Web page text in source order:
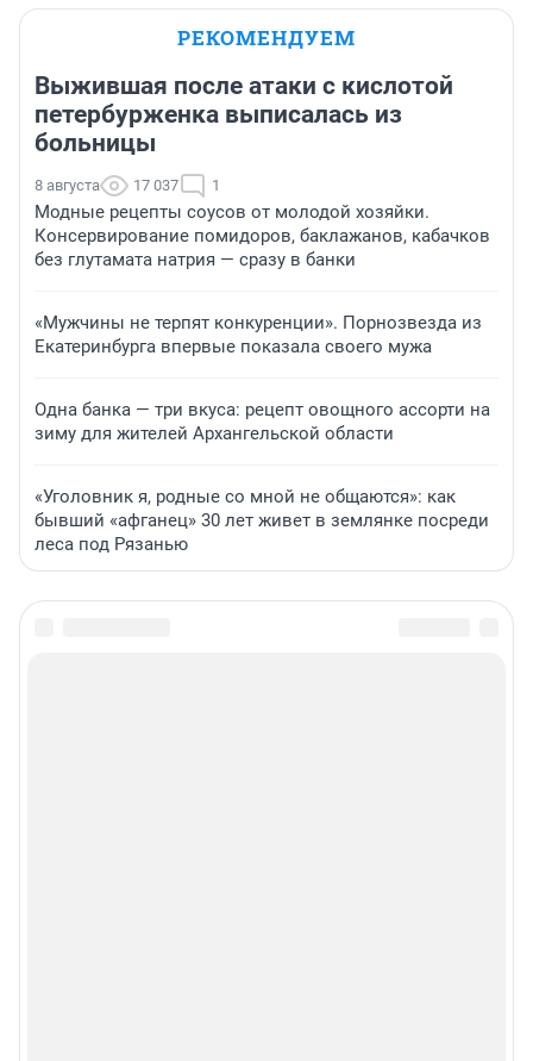
РЕКОМЕНДУЕМ
Выжившая после атаки с кислотой
петербурженка выписалась из
больницы
8 августа 17 037 1
Модные рецепты соусов от молодой хозяйки.
Консервирование помидоров, баклажанов, кабачков
без глутамата натрия — сразу в банки
«Мужчины не терпят конкуренции». Порнозвезда из
Екатеринбурга впервые показала своего мужа
Одна банка — три вкуса: рецепт овощного ассорти на
зиму для жителей Архангельской области
«Уголовник я, родные со мной не общаются»: как
бывший «афганец» 30 лет живет в землянке посреди
леса под Рязанью